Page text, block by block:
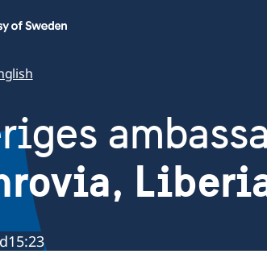
15:23